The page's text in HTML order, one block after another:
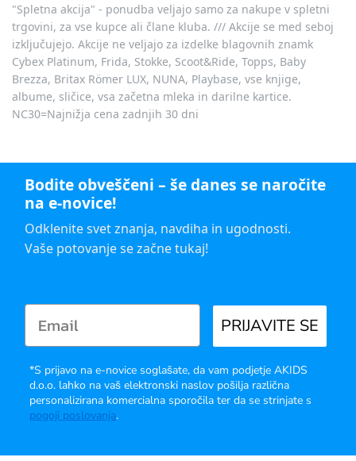
"Spletna akcija" - ponudba veljajo samo za nakupe v spletni
trgovini, za vse kupce ali člane kluba. /// Akcije se med seboj
izključujejo. Akcije ne veljajo za izdelke blagovnih znamk
Cybex Platinum, Frida, Stokke, Scoot&Ride, Topps, Baby
Brezza, Britax Römer LUX, NUNA, Playbase, vse knjige,
albume, sličice, vsa začetna mleka in darilne kartice.
NC30=Najnižja cena zadnjih 30 dni
Bodite obveščeni – še danes se naročite
na e-novice!
Odklenite svet znanja, navdiha in ugodnosti.
Vaše potovanje se začne tukaj!
PRIJAVITE SE
*S prijavo na e-novice soglašate, da vam podjetje AKIDS
d.o.o. lahko na vaš elektronski naslov pošilja različna
personalizirana komercialna sporočila ter da se strinjate s
pogoji poslovanja.